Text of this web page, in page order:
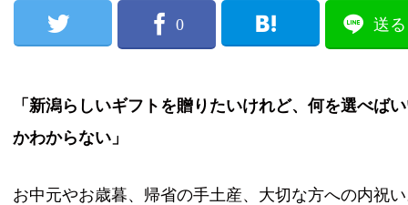
0 送る
「新潟らしいギフトを贈りたいけれど、何を選べば
かわからない」
お中元やお歳暮、帰省の手土産、大切な方への内祝